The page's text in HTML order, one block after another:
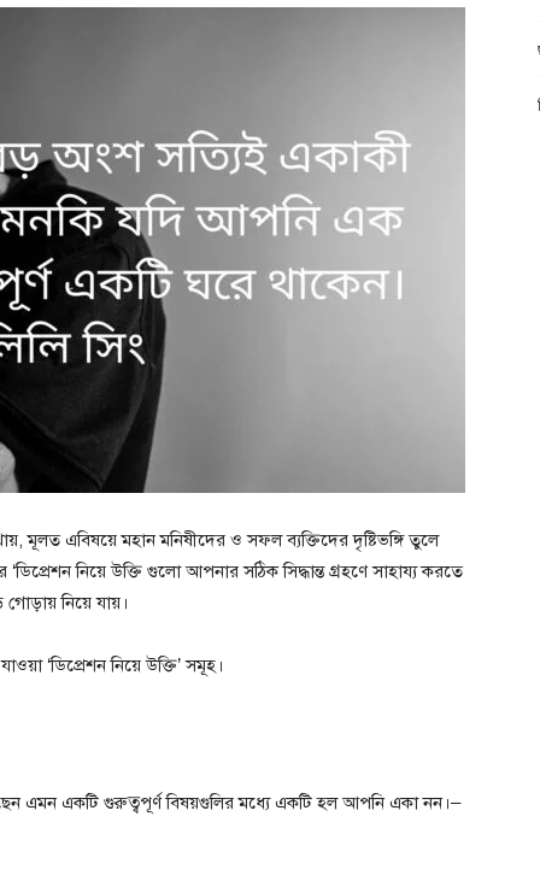
মূলত এবিষয়ে মহান মনিষীদের ও সফল ব্যক্তিদের দৃষ্টিভঙ্গি তুলে
নিয়ে উক্তি গুলো আপনার সঠিক সিদ্ধান্ত গ্রহণে সাহায্য করতে
নিয়ে যায়।
‘ডিপ্রেশন নিয়ে উক্তি’ সমূহ।
এমন একটি গুরুত্বপূর্ণ বিষয়গুলির মধ্যে একটি হল আপনি একা নন।–